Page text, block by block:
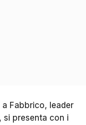
a Fabbrico, leader
si presenta con i